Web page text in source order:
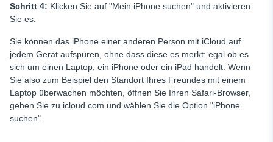
Schritt 4: Klicken Sie auf "Mein iPhone suchen" und aktivieren
Sie es.
Sie können das iPhone einer anderen Person mit iCloud auf
jedem Gerät aufspüren, ohne dass diese es merkt: egal ob es
sich um einen Laptop, ein iPhone oder ein iPad handelt. Wenn
Sie also zum Beispiel den Standort Ihres Freundes mit einem
Laptop überwachen möchten, öffnen Sie Ihren Safari-Browser,
gehen Sie zu icloud.com und wählen Sie die Option "iPhone
suchen".